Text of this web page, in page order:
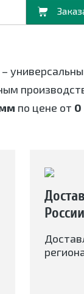
В корзину
по цене от 0
России